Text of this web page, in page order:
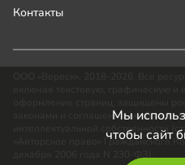
Мы
чтобы сайт
Контакты
включая текстовую, графическую
законами и соглашениями об
интеллектуальной собственности
«Авторское право» Гражданского
декабря 2006 года N 230-ФЗ).